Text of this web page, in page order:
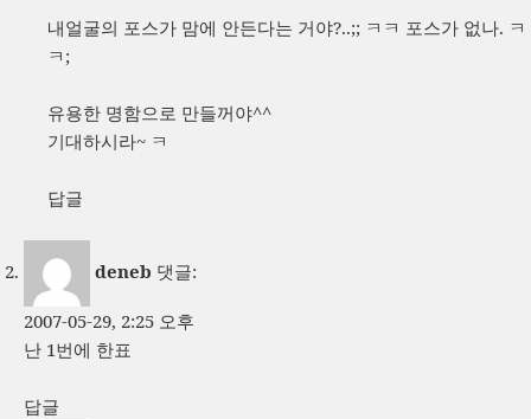
내얼굴의 포스가 맘에 안든다는 거야?..;; ㅋㅋ 포스가 없나. ㅋ
ㅋ;
유용한 명함으로 만들꺼야^^
기대하시라~ ㅋ
답글
deneb 댓글:
2007-05-29, 2:25 오후
난 1번에 한표
답글